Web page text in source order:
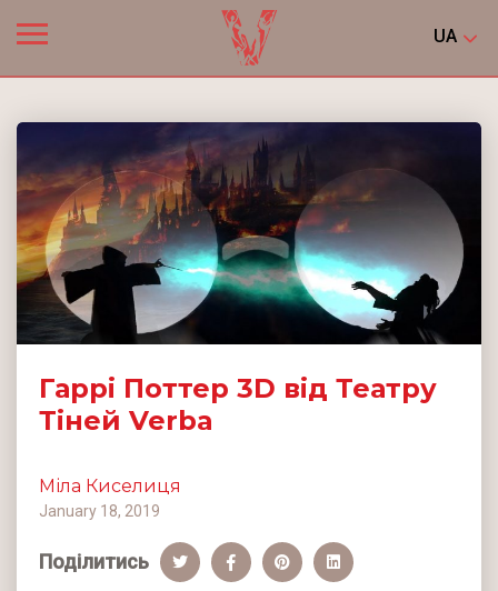
UA
Гаррі Поттер 3D від Театру
Тіней Verba
Міла Киселиця
January 18, 2019
Поділитись